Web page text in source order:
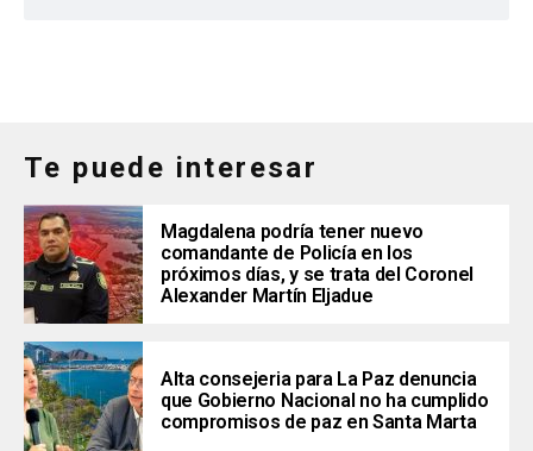
Te puede interesar
Magdalena podría tener nuevo
comandante de Policía en los
próximos días, y se trata del Coronel
Alexander Martín Eljadue
Alta consejeria para La Paz denuncia
que Gobierno Nacional no ha cumplido
compromisos de paz en Santa Marta